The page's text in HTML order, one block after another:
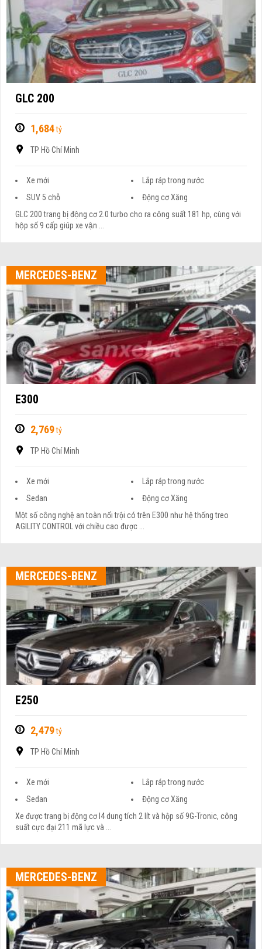
GLC 200
1,684tỷ
TP Hồ Chí Minh
Xe mới
Lắp ráp trong nước
SUV 5 chỗ
Động cơ Xăng
GLC 200 trang bị động cơ 2.0 turbo cho ra công suất 181 hp, cùng với
hộp số 9 cấp giúp xe vận ...
MERCEDES-BENZ
E300
2,769tỷ
TP Hồ Chí Minh
Xe mới
Lắp ráp trong nước
Sedan
Động cơ Xăng
Một số công nghệ an toàn nổi trội có trên E300 như hệ thống treo
AGILITY CONTROL với chiều cao được ...
MERCEDES-BENZ
E250
2,479tỷ
TP Hồ Chí Minh
Xe mới
Lắp ráp trong nước
Sedan
Động cơ Xăng
Xe được trang bị động cơ I4 dung tích 2 lít và hộp số 9G-Tronic, công
suất cực đại 211 mã lực và ...
MERCEDES-BENZ